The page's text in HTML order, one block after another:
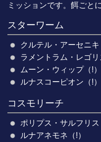
ミッションです。餌ごと
スターワーム
クルテル・アーセニキ
ラメントラム・レゴリ
ムーン・ウィップ（!
ルナスコーピオン（!
コスモリーチ
ポリプス・サルフリス
ルナアネモネ（!）